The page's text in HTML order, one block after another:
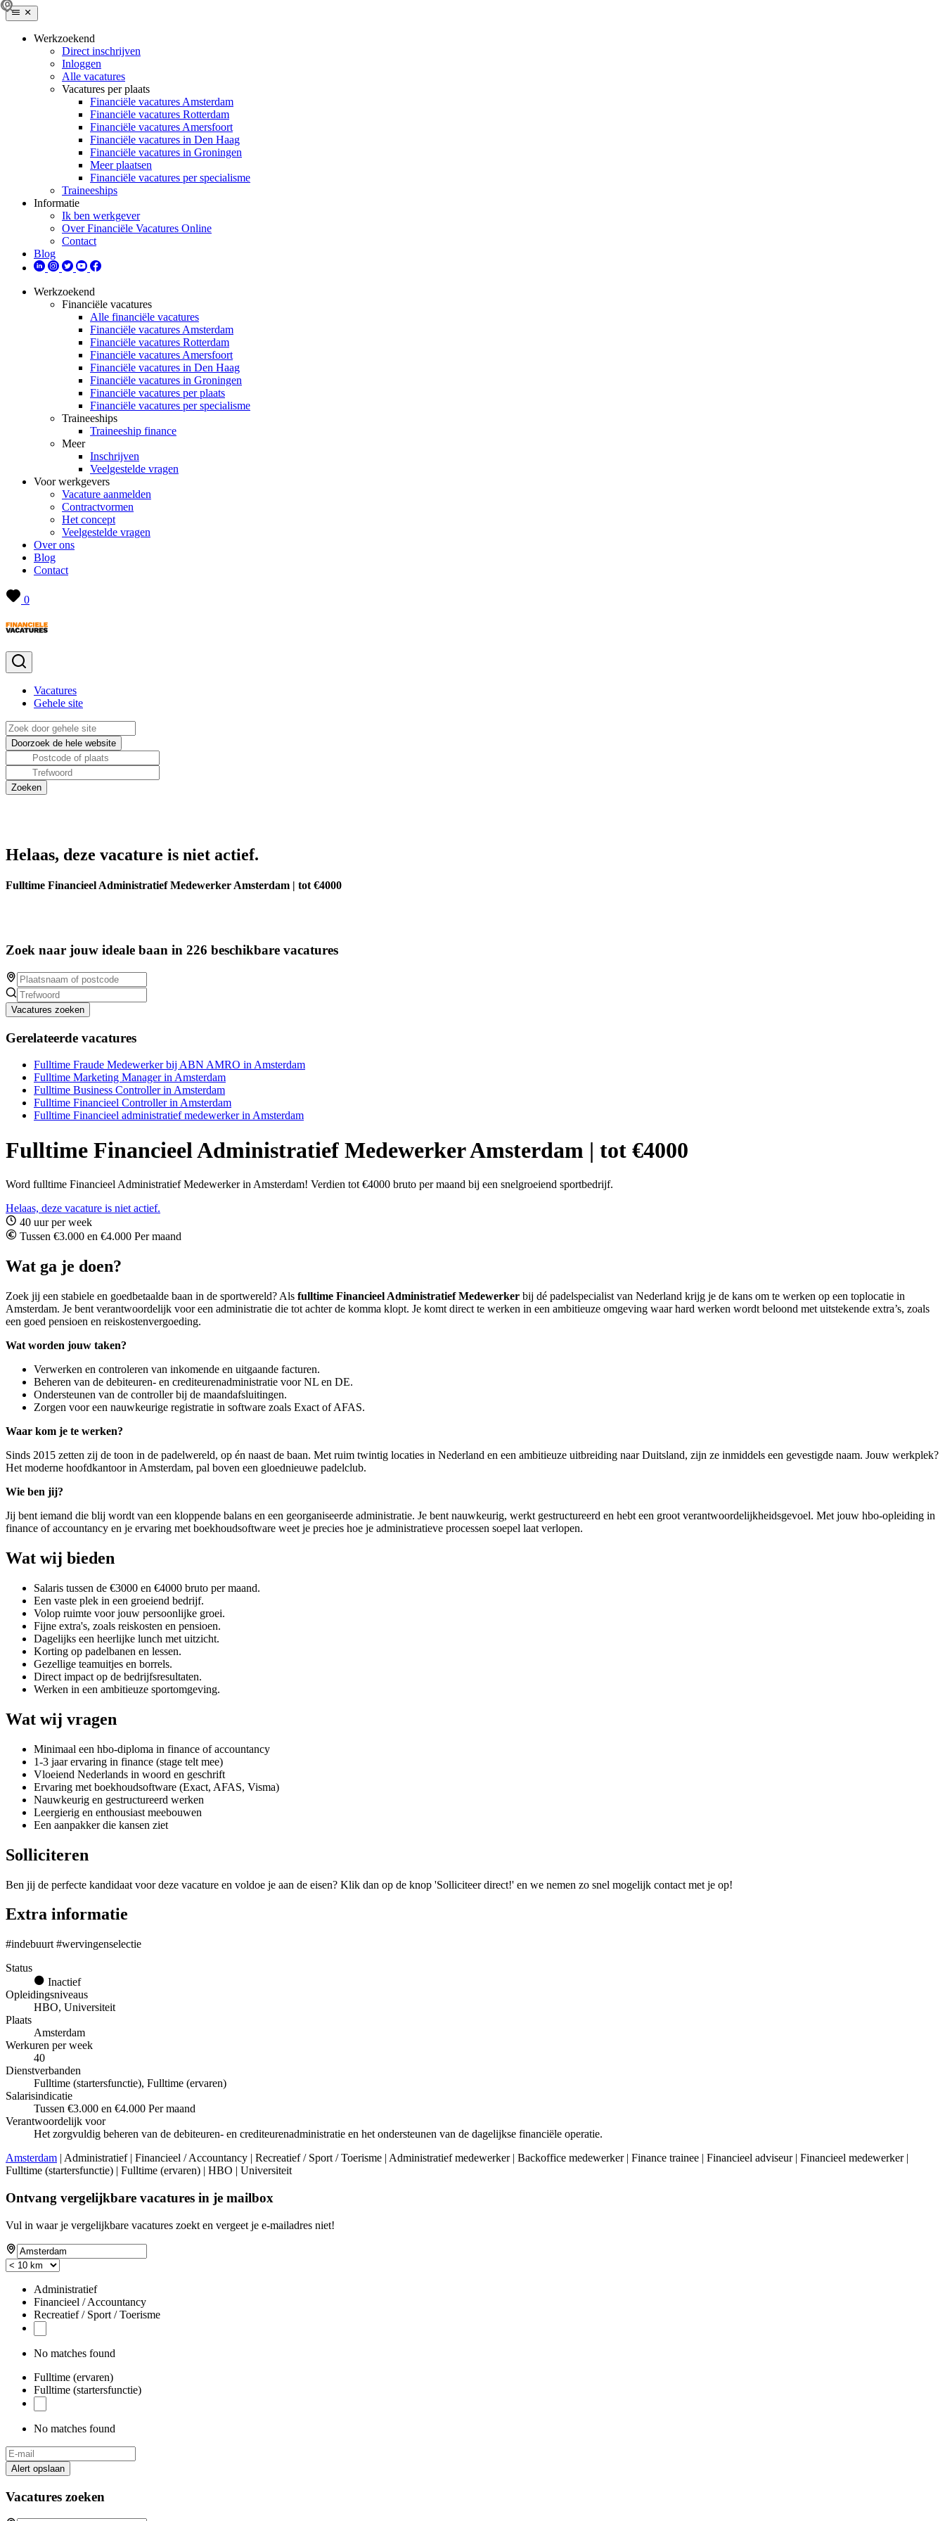
Werkzoekend
Direct inschrijven
Inloggen
Alle vacatures
Vacatures per plaats
Financiële vacatures Amsterdam
Financiële vacatures Rotterdam
Financiële vacatures Amersfoort
Financiële vacatures in Den Haag
Financiële vacatures in Groningen
Meer plaatsen
Financiële vacatures per specialisme
Traineeships
Informatie
Ik ben werkgever
Over Financiële Vacatures Online
Contact
Blog
Werkzoekend
Financiële vacatures
Alle financiële vacatures
Financiële vacatures Amsterdam
Financiële vacatures Rotterdam
Financiële vacatures Amersfoort
Financiële vacatures in Den Haag
Financiële vacatures in Groningen
Financiële vacatures per plaats
Financiële vacatures per specialisme
Traineeships
Traineeship finance
Meer
Inschrijven
Veelgestelde vragen
Voor werkgevers
Vacature aanmelden
Contractvormen
Het concept
Veelgestelde vragen
Over ons
Blog
Contact
0
Vacatures
Gehele site
Helaas, deze vacature is niet actief.
Fulltime Financieel Administratief Medewerker Amsterdam | tot €4000
Zoek naar jouw ideale baan in 226 beschikbare vacatures
Vacatures zoeken
Gerelateerde vacatures
Fulltime Fraude Medewerker bij ABN AMRO in Amsterdam
Fulltime Marketing Manager in Amsterdam
Fulltime Business Controller in Amsterdam
Fulltime Financieel Controller in Amsterdam
Fulltime Financieel administratief medewerker in Amsterdam
Fulltime Financieel Administratief Medewerker Amsterdam | tot €4000
Word fulltime Financieel Administratief Medewerker in Amsterdam! Verdien tot €4000 bruto per maand bij een snelgroeiend sportbedrijf.
Helaas, deze vacature is niet actief.
40 uur per week
Tussen €3.000 en €4.000 Per maand
Wat ga je doen?
Zoek jij een stabiele en goedbetaalde baan in de sportwereld? Als fulltime Financieel Administratief Medewerker bij dé padelspecialist van Nederland krijg je de kans om te werken op een toplocatie in
Amsterdam. Je bent verantwoordelijk voor een administratie die tot achter de komma klopt. Je komt direct te werken in een ambitieuze omgeving waar hard werken wordt beloond met uitstekende extra’s, zoals
een goed pensioen en reiskostenvergoeding.
Wat worden jouw taken?
Verwerken en controleren van inkomende en uitgaande facturen.
Beheren van de debiteuren- en crediteurenadministratie voor NL en DE.
Ondersteunen van de controller bij de maandafsluitingen.
Zorgen voor een nauwkeurige registratie in software zoals Exact of AFAS.
Waar kom je te werken?
Sinds 2015 zetten zij de toon in de padelwereld, op én naast de baan. Met ruim twintig locaties in Nederland en een ambitieuze uitbreiding naar Duitsland, zijn ze inmiddels een gevestigde naam. Jouw werkplek?
Het moderne hoofdkantoor in Amsterdam, pal boven een gloednieuwe padelclub.
Wie ben jij?
Jij bent iemand die blij wordt van een kloppende balans en een georganiseerde administratie. Je bent nauwkeurig, werkt gestructureerd en hebt een groot verantwoordelijkheidsgevoel. Met jouw hbo-opleiding in
finance of accountancy en je ervaring met boekhoudsoftware weet je precies hoe je administratieve processen soepel laat verlopen.
Wat wij bieden
Salaris tussen de €3000 en €4000 bruto per maand.
Een vaste plek in een groeiend bedrijf.
Volop ruimte voor jouw persoonlijke groei.
Fijne extra's, zoals reiskosten en pensioen.
Dagelijks een heerlijke lunch met uitzicht.
Korting op padelbanen en lessen.
Gezellige teamuitjes en borrels.
Direct impact op de bedrijfsresultaten.
Werken in een ambitieuze sportomgeving.
Wat wij vragen
Minimaal een hbo-diploma in finance of accountancy
1-3 jaar ervaring in finance (stage telt mee)
Vloeiend Nederlands in woord en geschrift
Ervaring met boekhoudsoftware (Exact, AFAS, Visma)
Nauwkeurig en gestructureerd werken
Leergierig en enthousiast meebouwen
Een aanpakker die kansen ziet
Solliciteren
Ben jij de perfecte kandidaat voor deze vacature en voldoe je aan de eisen? Klik dan op de knop 'Solliciteer direct!' en we nemen zo snel mogelijk contact met je op!
Extra informatie
#indebuurt #wervingenselectie
Status
Inactief
Opleidingsniveaus
HBO, Universiteit
Plaats
Amsterdam
Werkuren per week
40
Dienstverbanden
Fulltime (startersfunctie), Fulltime (ervaren)
Salarisindicatie
Tussen €3.000 en €4.000 Per maand
Verantwoordelijk voor
Het zorgvuldig beheren van de debiteuren- en crediteurenadministratie en het ondersteunen van de dagelijkse financiële operatie.
Amsterdam | Administratief | Financieel / Accountancy | Recreatief / Sport / Toerisme | Administratief medewerker | Backoffice medewerker | Finance trainee | Financieel adviseur | Financieel medewerker |
Fulltime (startersfunctie) | Fulltime (ervaren) | HBO | Universiteit
Ontvang vergelijkbare vacatures in je mailbox
Vul in waar je vergelijkbare vacatures zoekt en vergeet je e-mailadres niet!
Administratief
Financieel / Accountancy
Recreatief / Sport / Toerisme
No matches found
Fulltime (ervaren)
Fulltime (startersfunctie)
No matches found
Alert opslaan
Vacatures zoeken